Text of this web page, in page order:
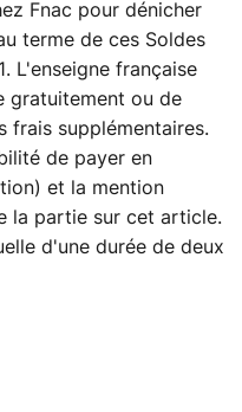
Fnac pour dénicher
terme de ces Soldes
L'enseigne française
gratuitement ou de
frais supplémentaires.
de payer en
et la mention
la partie sur cet article.
d'une durée de deux